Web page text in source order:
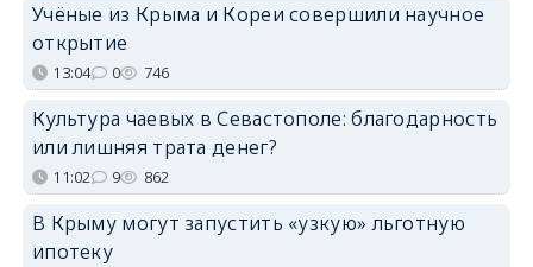
Учёные из Крыма и Кореи совершили научное
открытие
13:04 0 746
Культура чаевых в Севастополе: благодарность
или лишняя трата денег?
11:02 9 862
В Крыму могут запустить «узкую» льготную
ипотеку